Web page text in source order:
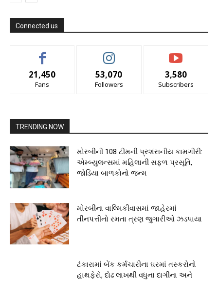
Connected us
21,450
Fans
53,070
Followers
3,580
Subscribers
TRENDING NOW
મોરબીની 108 ટીમની પ્રશંસનીય કામગીરી:
એમ્બ્યુલન્સમાં મહિલાની સફળ પ્રસૂતિ,
જોડિયા બાળકોનો જન્મ
મોરબીના વાલ્મિકીવાસમાં જાહેરમાં
તીનપત્તીનો રમતા ત્રણ જુગારીઓ ઝડપાયા
ટંકારામાં બેંક કર્મચારીના ઘરમાં તસ્કરોનો
હાથફેરો, દોઢ લાખથી વધુના દાગીના અને